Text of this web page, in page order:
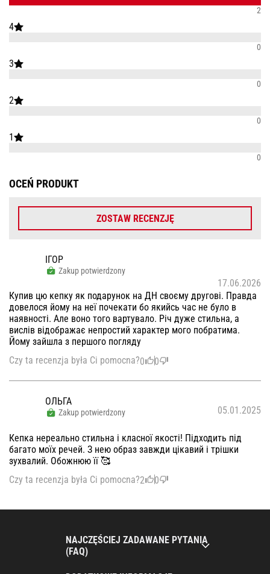
2
4
0
3
0
2
0
1
0
OCEŃ PRODUKT
ZOSTAW RECENZJĘ
ІГОР
Zakup potwierdzony
17.06.2026
Купив цю кепку як подарунок на ДН своєму другові. Правда
довелося йому на неї почекати бо якийсь час не було в
наявності. Але воно того вартувало. Річ дуже стильна, а
вислів відображає непростий характер мого побратима.
Йому зайшла з першого погляду
Czy ta recenzja była Ci pomocna?0 0
ОЛЬГА
Zakup potwierdzony 05.01.2025
Кепка нереально стильна і класної якості! Підходить під
багато моїх речей. З нею образ завжди цікавий і трішки
зухвалий. Обожнюю її 🥰
Czy ta recenzja była Ci pomocna?2 0
NAJCZĘŚCIEJ ZADAWANE PYTANIA
(FAQ)